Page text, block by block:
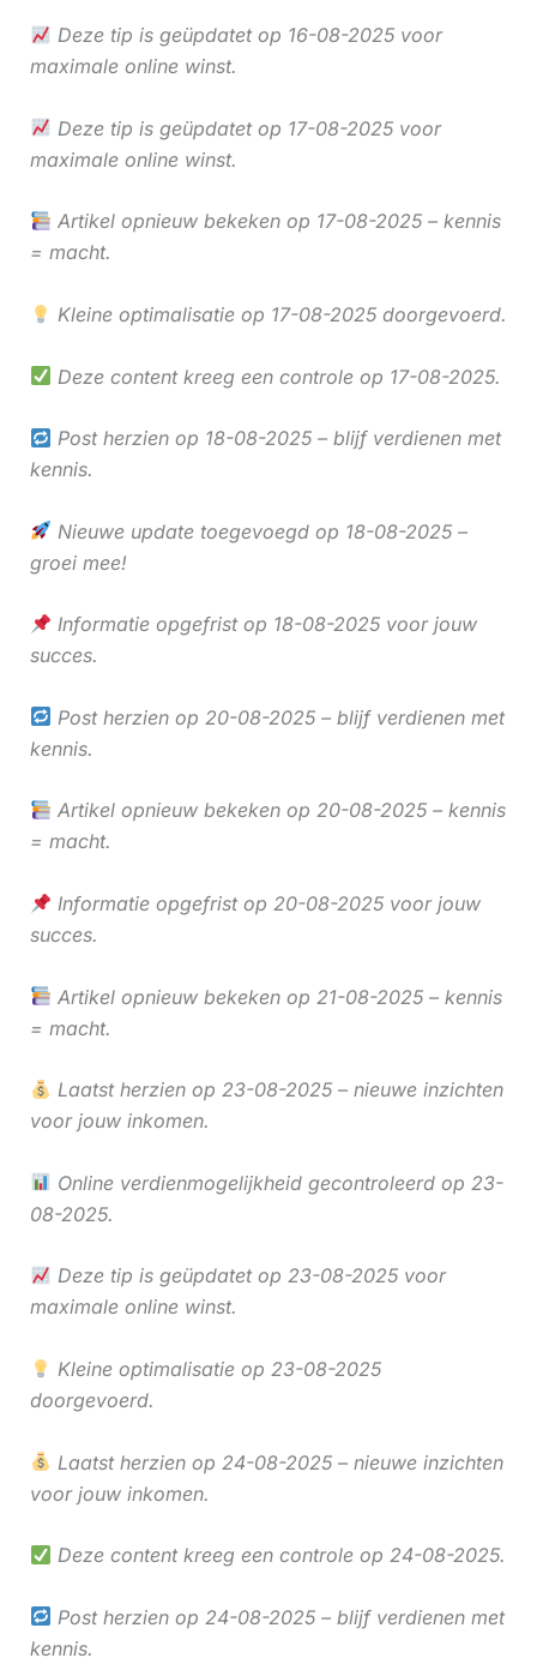
Deze tip is geüpdatet op 16-08-2025 voor
maximale online winst.
Deze tip is geüpdatet op 17-08-2025 voor
maximale online winst.
Artikel opnieuw bekeken op 17-08-2025 – kennis
= macht.
Kleine optimalisatie op 17-08-2025 doorgevoerd.
Deze content kreeg een controle op 17-08-2025.
Post herzien op 18-08-2025 – blijf verdienen met
kennis.
Nieuwe update toegevoegd op 18-08-2025 –
groei mee!
Informatie opgefrist op 18-08-2025 voor jouw
succes.
Post herzien op 20-08-2025 – blijf verdienen met
kennis.
Artikel opnieuw bekeken op 20-08-2025 – kennis
= macht.
Informatie opgefrist op 20-08-2025 voor jouw
succes.
Artikel opnieuw bekeken op 21-08-2025 – kennis
= macht.
Laatst herzien op 23-08-2025 – nieuwe inzichten
voor jouw inkomen.
Online verdienmogelijkheid gecontroleerd op 23-
08-2025.
Deze tip is geüpdatet op 23-08-2025 voor
maximale online winst.
Kleine optimalisatie op 23-08-2025
doorgevoerd.
Laatst herzien op 24-08-2025 – nieuwe inzichten
voor jouw inkomen.
Deze content kreeg een controle op 24-08-2025.
Post herzien op 24-08-2025 – blijf verdienen met
kennis.